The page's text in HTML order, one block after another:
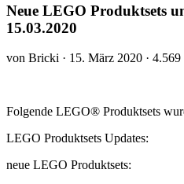
Neue LEGO Produktsets
15.03.2020
von Bricki · 15. März 2020 · 4.569
Folgende LEGO® Produktsets
LEGO Produktsets Updates:
neue LEGO Produktsets: